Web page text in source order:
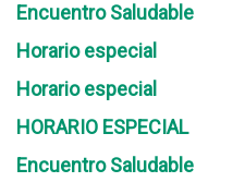
Encuentro Saludable
Horario especial
Horario especial
HORARIO ESPECIAL
Encuentro Saludable